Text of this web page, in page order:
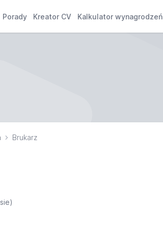
Porady Kreator CV Kalkulator wynagrodzeń
Brukarz
)